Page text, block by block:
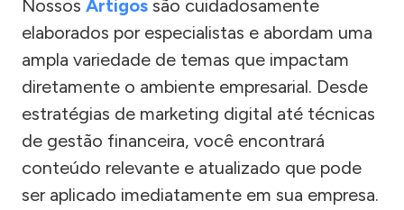
Nossos Artigos são cuidadosamente
elaborados por especialistas e abordam uma
ampla variedade de temas que impactam
diretamente o ambiente empresarial. Desde
estratégias de marketing digital até técnicas
de gestão financeira, você encontrará
conteúdo relevante e atualizado que pode
ser aplicado imediatamente em sua empresa.